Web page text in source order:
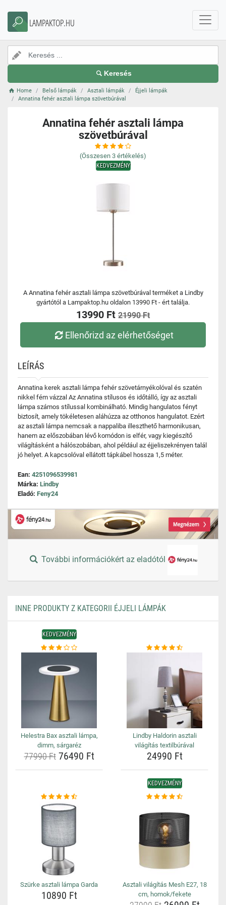
LAMPAKTOP.HU
Keresés
Home Belső lámpák Asztali lámpák
Éjjeli lámpák
Annatina fehér asztali lámpa szövetbúrával
Annatina fehér asztali lámpa
szövetbúrával
(Összesen 3 értékelés)
KEDVEZMÉNY
A Annatina fehér asztali lámpa szövetbúrával terméket a Lindby
gyártótól a Lampaktop.hu oldalon 13990 Ft - ért találja.
13990 Ft 21990 Ft
Ellenőrizd az elérhetőséget
LEÍRÁS
Annatina kerek asztali lámpa fehér szövetárnyékolóval és szatén
nikkel fém vázzal Az Annatina stílusos és időtálló, így az asztali
lámpa számos stílussal kombinálható. Mindig hangulatos fényt
biztosít, amely tökéletesen aláhúzza az otthonos hangulatot. Ezért
az asztali lámpa nemcsak a nappaliba illeszthető harmonikusan,
hanem az előszobában lévő komódon is elfér, vagy kiegészítő
világításként a hálószobában, ahol például az éjjeliszekrényen talál
jó helyet. A kapcsolóval ellátott tápkábel hossza 1,5 méter.
Ean: 4251096539981
Márka: Lindby
Eladó: Feny24
További információkért az eladótól
INNE PRODUKTY Z KATEGORII ÉJJELI LÁMPÁK
KEDVEZMÉNY
Helestra Bax asztali lámpa,
dimm, sárgaréz
77990 Ft76490 Ft
Lindby Haldorin asztali
világítás textilbúrával
24990 Ft
Szürke asztali lámpa Garda
10890 Ft
KEDVEZMÉNY
Asztali világítás Mesh E27, 18
cm, homok/fekete